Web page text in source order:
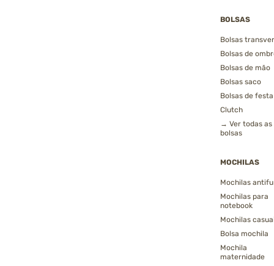
BOLSAS
Bolsas
Bolsas de
Bolsas de mão
Bolsas saco
Bolsas de festa
Clutch
→ Ver todas as
bolsas
MOCHILAS
Mochilas
Mochilas para
notebook
Mochilas
Bolsa mochila
Mochila
maternidade